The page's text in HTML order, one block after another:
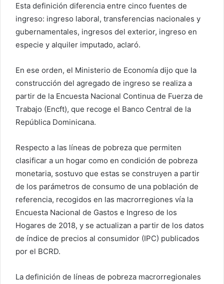
Esta definición diferencia entre cinco fuentes de
ingreso: ingreso laboral, transferencias nacionales y
gubernamentales, ingresos del exterior, ingreso en
especie y alquiler imputado, aclaró.
En ese orden, el Ministerio de Economía dijo que la
construcción del agregado de ingreso se realiza a
partir de la Encuesta Nacional Continua de Fuerza de
Trabajo (Encft), que recoge el Banco Central de la
República Dominicana.
Respecto a las líneas de pobreza que permiten
clasificar a un hogar como en condición de pobreza
monetaria, sostuvo que estas se construyen a partir
de los parámetros de consumo de una población de
referencia, recogidos en las macrorregiones vía la
Encuesta Nacional de Gastos e Ingreso de los
Hogares de 2018, y se actualizan a partir de los datos
de índice de precios al consumidor (IPC) publicados
por el BCRD.
La definición de líneas de pobreza macrorregionales